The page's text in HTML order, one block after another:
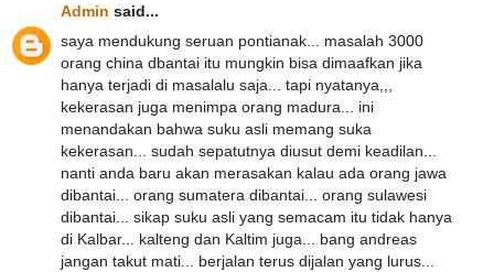
Admin said...
saya mendukung seruan pontianak... masalah 3000
orang china dbantai itu mungkin bisa dimaafkan jika
hanya terjadi di masalalu saja... tapi nyatanya,,,
kekerasan juga menimpa orang madura... ini
menandakan bahwa suku asli memang suka
kekerasan... sudah sepatutnya diusut demi keadilan...
nanti anda baru akan merasakan kalau ada orang jawa
dibantai... orang sumatera dibantai... orang sulawesi
dibantai... sikap suku asli yang semacam itu tidak hanya
di Kalbar... kalteng dan Kaltim juga... bang andreas
jangan takut mati... berjalan terus dijalan yang lurus...